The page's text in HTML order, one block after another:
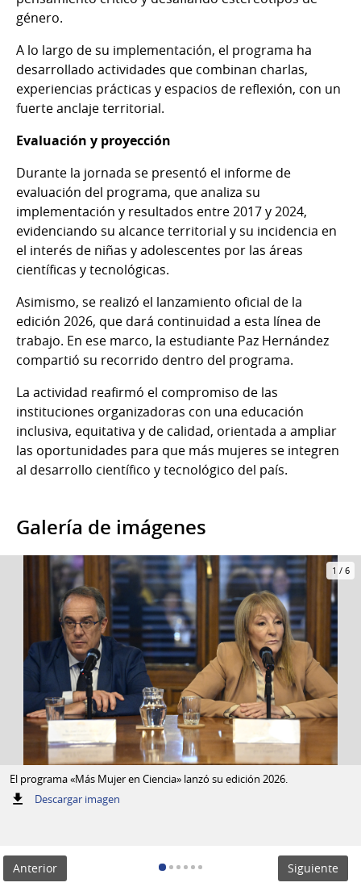
género.
A lo largo de su implementación, el programa ha
desarrollado actividades que combinan charlas,
experiencias prácticas y espacios de reflexión, con un
fuerte anclaje territorial.
Evaluación y proyección
Durante la jornada se presentó el informe de
evaluación del programa, que analiza su
implementación y resultados entre 2017 y 2024,
evidenciando su alcance territorial y su incidencia en
el interés de niñas y adolescentes por las áreas
científicas y tecnológicas.
Asimismo, se realizó el lanzamiento oficial de la
edición 2026, que dará continuidad a esta línea de
trabajo. En ese marco, la estudiante Paz Hernández
compartió su recorrido dentro del programa.
La actividad reafirmó el compromiso de las
instituciones organizadoras con una educación
inclusiva, equitativa y de calidad, orientada a ampliar
las oportunidades para que más mujeres se integren
al desarrollo científico y tecnológico del país.
Galería de imágenes
1 / 6
El programa «Más Mujer en Ciencia» lanzó su edición 2026.
Descargar imagen:
Anterior Siguiente